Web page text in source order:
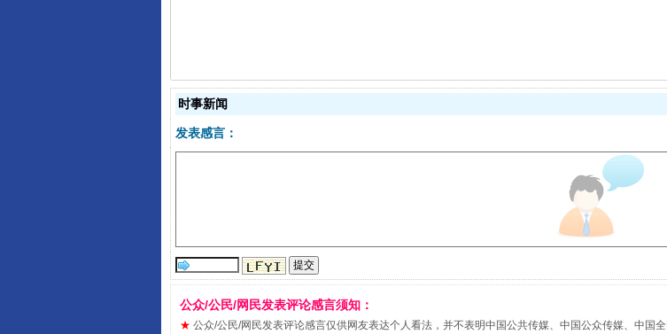
时事新闻
发表感言：
公众/公民/网民发表评论感言须知：
★ 公众/公民/网民发表评论感言仅供网友表达个人看法，并不表明中国公共传媒、中国公众传媒、中